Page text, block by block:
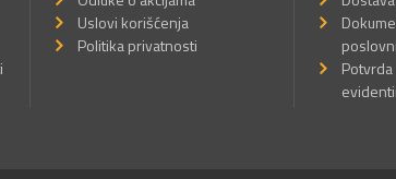
Uslovi korišćenja
Politika privatnosti